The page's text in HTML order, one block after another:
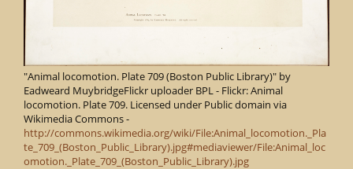
"Animal locomotion. Plate 709 (Boston Public Library)" by
Eadweard MuybridgeFlickr uploader BPL - Flickr: Animal
locomotion. Plate 709. Licensed under Public domain via
Wikimedia Commons -
http://commons.wikimedia.org/wiki/File:Animal_locomotion._Pla
te_709_(Boston_Public_Library).jpg#mediaviewer/File:Animal_loc
omotion._Plate_709_(Boston_Public_Library).jpg